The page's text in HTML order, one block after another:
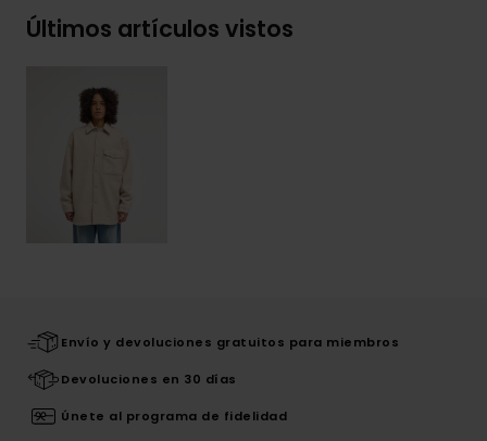
Últimos artículos vistos
Envío y devoluciones gratuitos para miembros
Devoluciones en 30 días
Únete al programa de fidelidad